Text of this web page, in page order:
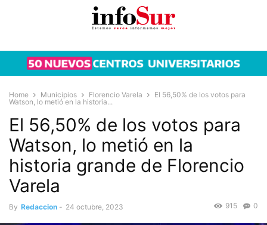
Home Municipios Florencio Varela
El 56,50% de los votos para
Watson, lo metió en la historia...
El 56,50% de los votos para
Watson, lo metió en la
historia grande de Florencio
Varela
By Redaccion - 24 octubre, 2023 0
915